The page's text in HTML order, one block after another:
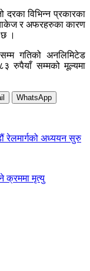
दरका विभिन्न प्रकारका
र अफरहरुका कारण
छ ।
गतिको अनलिमिटेड
रुपैयाँ सम्मको मूल्यमा
WhatsApp
रेलमार्गको अध्ययन सुरु
क्रममा मृत्यु